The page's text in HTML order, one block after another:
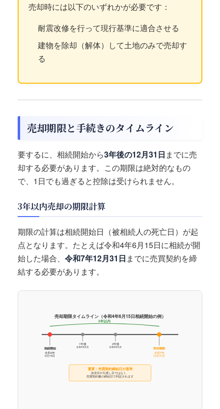
売却時には以下のいずれかが必要です：
耐震改修を行って現行基準に適合させる
建物を除却（解体）して土地のみで売却す
る
売却期限と手続きのタイムライン
要するに、相続開始から3年後の12月31日 までに売
却する必要があります。この期限は絶対的なもの
で、1日でも過ぎると控除は受けられません。
3年以内売却の期限計算
期限の計算は相続開始日（被相続人の死亡日）が起
点となります。たとえば令和4年6月15日に相続が開
始した場合、 令和7年12月31日 までに売買契約を締
結する必要があります。
売却期限タイムライン（令和4年6月15日相続開始の例）
相続開始
令和4年
6月15日
1年後
令和5年6月
2年後
令和6年6月 売却期限
令和7年
12月31日
3年以内
重要：売買契約締結日が基準
決済日や引渡し日ではなく、
売買契約書の締結日で判定されます